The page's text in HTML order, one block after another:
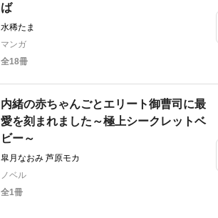
ば
水稀たま
マンガ
全18冊
内緒の赤ちゃんごとエリート御曹司に最
愛を刻まれました～極上シークレットベ
ビー～
皐月なおみ 芦原モカ
ノベル
全1冊